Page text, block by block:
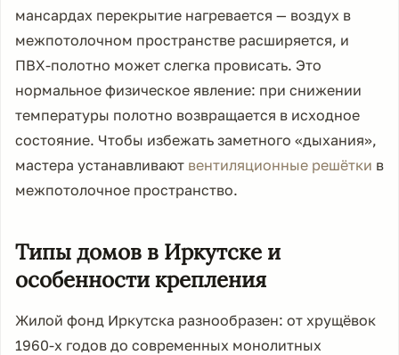
мансардах перекрытие нагревается — воздух в
межпотолочном пространстве расширяется, и
ПВХ-полотно может слегка провисать. Это
нормальное физическое явление: при снижении
температуры полотно возвращается в исходное
состояние. Чтобы избежать заметного «дыхания»,
мастера устанавливают вентиляционные решётки в
межпотолочное пространство.
Типы домов в Иркутске и
особенности крепления
Жилой фонд Иркутска разнообразен: от хрущёвок
1960-х годов до современных монолитных